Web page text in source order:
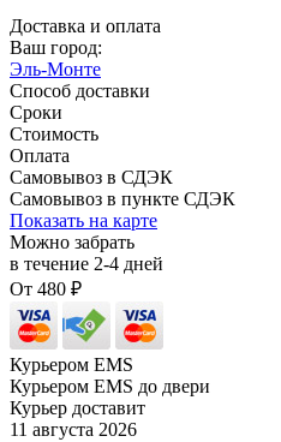
Доставка и оплата
Ваш город:
Эль-Монте
Способ доставки
Сроки
Стоимость
Оплата
Самовывоз в СДЭК
Самовывоз в пункте СДЭК
Показать на карте
Можно забрать
в течение 2-4 дней
От 480 ₽
Курьером EMS
Курьером EMS до двери
Курьер доставит
11 августа 2026